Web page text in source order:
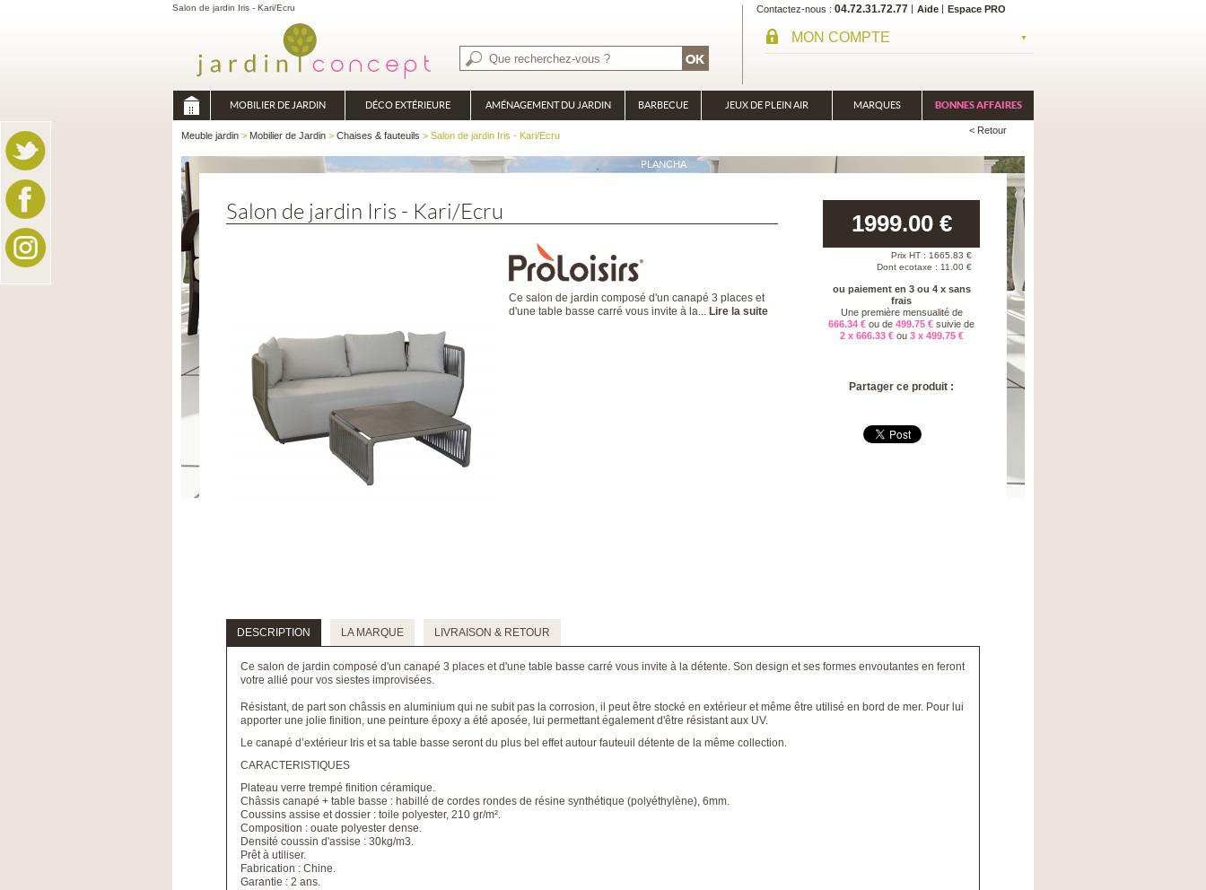
Salon de jardin Iris - Kari/Ecru Contactez-nous 04.72.31.72.77 Aide Espace PRO
MON COMPTE
MOBILIER DE JARDIN DÉCO EXTÉRIEURE AMÉNAGEMENT DU JARDIN BARBECUE
PLANCHA
JEUX DE PLEIN AIR MARQUES BONNES AFFAIRES
Meuble jardin > Mobilier de Jardin > Chaises & fauteuils > Salon de jardin Iris - Kari/Ecru < Retour
Salon de jardin Iris - Kari/Ecru
Ce salon de jardin composé d'un canapé 3 places et
d'une table basse carré vous invite à la... Lire la suite
1999.00 €
Prix HT : 1665.83 €
Dont ecotaxe : 11.00 €
ou paiement en 3 ou 4 x sans
frais
Une première mensualité de
666.34 € ou de 499.75 € suivie de
2 x 666.33 € ou 3 x 499.75 €
Partager ce produit :
DESCRIPTION LA MARQUE LIVRAISON & RETOUR
Ce salon de jardin composé d'un canapé 3 places et d'une table basse carré vous invite à la détente. Son design et ses formes envoutantes en feront
votre allié pour vos siestes improvisées.
Résistant, de part son châssis en aluminium qui ne subit pas la corrosion, il peut être stocké en extérieur et même être utilisé en bord de mer. Pour lui
apporter une jolie finition, une peinture époxy a été aposée, lui permettant également d'être résistant aux UV.
Le canapé d’extérieur Iris et sa table basse seront du plus bel effet autour fauteuil détente de la même collection.
CARACTERISTIQUES
Plateau verre trempé finition céramique.
Châssis canapé + table basse : habillé de cordes rondes de résine synthétique (polyéthylène), 6mm.
Coussins assise et dossier : toile polyester, 210 gr/m².
Composition : ouate polyester dense.
Densité coussin d'assise : 30kg/m3.
Prêt à utiliser.
Fabrication : Chine.
Garantie : 2 ans.